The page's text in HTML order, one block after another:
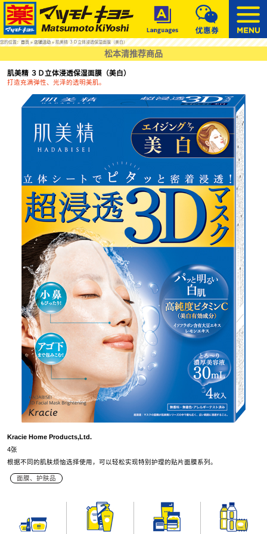
您的位置：首页»店铺活动» 肌美精 ３Ｄ立体浸透保湿面膜（美白）
松本清推荐商品
肌美精 ３Ｄ立体浸透保湿面膜（美白）
打造充满弹性、光泽的透明美肌。
Kracie Home Products,Ltd.
4张
根据不同的肌肤烦恼选择使用，可以轻松实现特别护理的贴片面膜系列。
面膜、护肤品